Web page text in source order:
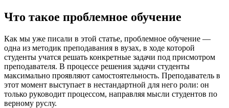
Что такое проблемное обучение
Как мы уже писали в этой статье, проблемное обучение —
одна из методик преподавания в вузах, в ходе которой
студенты учатся решать конкретные задачи под присмотром
преподавателя. В процессе решения задачи студенты
максимально проявляют самостоятельность. Преподаватель в
этот момент выступает в нестандартной для него роли: он
только руководит процессом, направляя мысли студентов по
верному руслу.